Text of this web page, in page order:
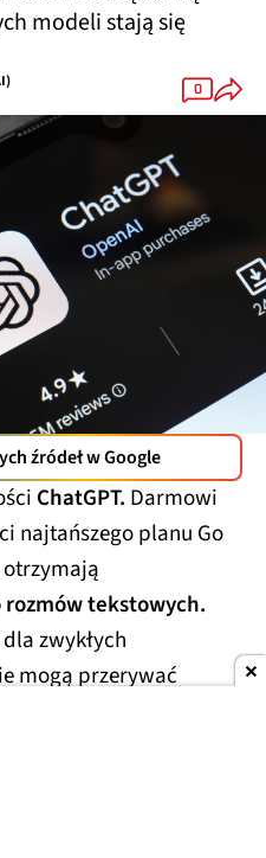
modeli stają się
0
źródeł w Google
ChatGPT. Darmowi
najtańszego planu Go
tekstowych.
zwykłych
mogą przerywać